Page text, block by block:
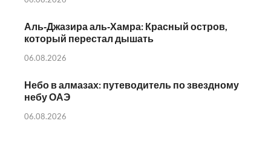
Аль‑Джазира аль‑Хамра: Красный остров,
который перестал дышать
06.08.2026
Небо в алмазах: путеводитель по звездному
небу ОАЭ
06.08.2026